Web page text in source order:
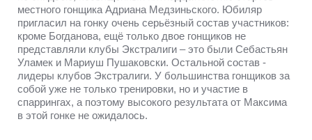
местного гонщика Адриана Медзиньского. Юбиляр
пригласил на гонку очень серьёзный состав участников:
кроме Богданова, ещё только двое гонщиков не
представляли клубы Экстралиги – это были Себастьян
Уламек и Мариуш Пушаковски. Остальной состав -
лидеры клубов Экстралиги. У большинства гонщиков за
собой уже не только тренировки, но и участие в
спаррингах, а поэтому высокого результата от Максима
в этой гонке не ожидалось.